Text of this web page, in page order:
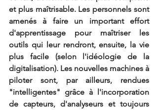
et plus maîtrisable. Les personnels sont
amenés à faire un important effort
d'apprentissage pour maîtriser les
outils qui leur rendront, ensuite, la vie
plus facile (selon l'idéologie de la
digitalisation). Les nouvelles machines à
piloter sont, par ailleurs, rendues
"intelligentes" grâce à l'incorporation
de capteurs, d'analyseurs et toujours